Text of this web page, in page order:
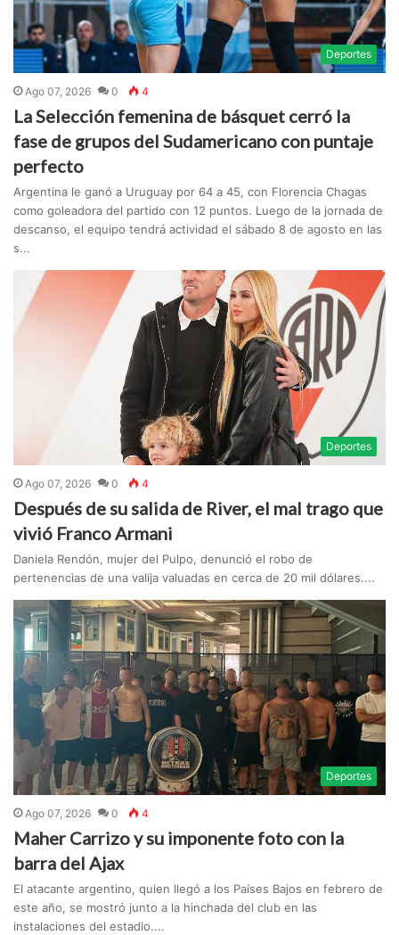
Deportes
Ago 07, 2026 0 4
La Selección femenina de básquet cerró la
fase de grupos del Sudamericano con puntaje
perfecto
Argentina le ganó a Uruguay por 64 a 45, con Florencia Chagas
como goleadora del partido con 12 puntos. Luego de la jornada de
descanso, el equipo tendrá actividad el sábado 8 de agosto en las
s...
Deportes
Ago 07, 2026 0 4
Después de su salida de River, el mal trago que
vivió Franco Armani
Daniela Rendón, mujer del Pulpo, denunció el robo de
pertenencias de una valija valuadas en cerca de 20 mil dólares....
Deportes
Ago 07, 2026 0 4
Maher Carrizo y su imponente foto con la
barra del Ajax
El atacante argentino, quien llegó a los Países Bajos en febrero de
este año, se mostró junto a la hinchada del club en las
instalaciones del estadio....